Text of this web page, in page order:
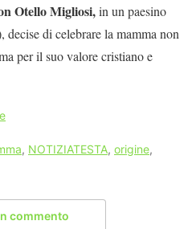
Otello Migliosi,in un paesino
di celebrare la mamma non
per il suo valore cristiano e
, NOTIZIATESTA, origine,
commento